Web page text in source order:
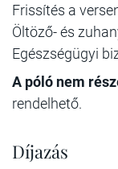
Frissítés a
Öltöző- és
Egészségügyi
A póló nem
rendelhető.
Díjazás